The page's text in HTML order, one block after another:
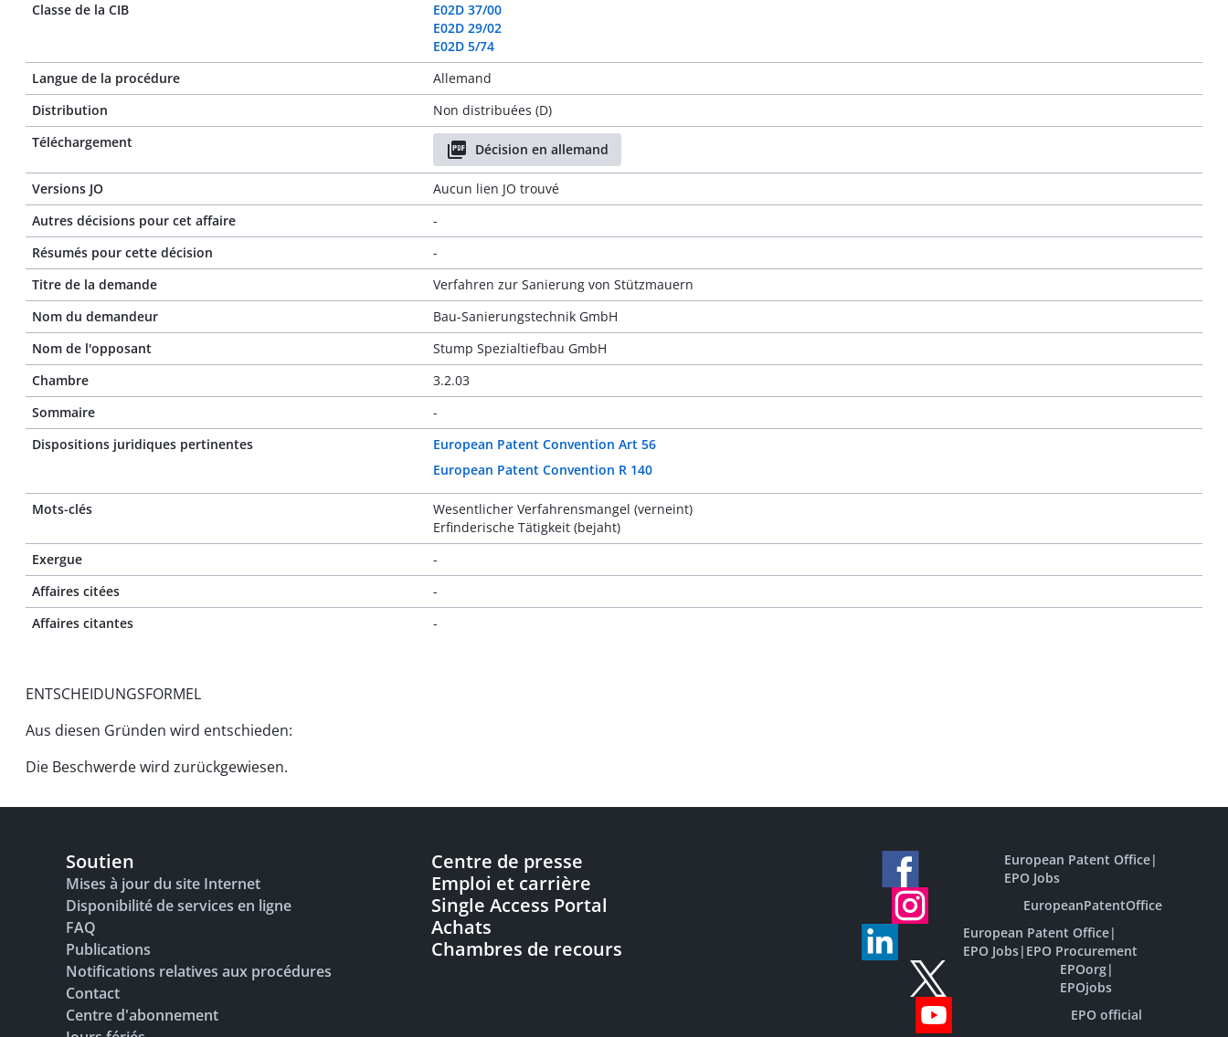
Classe de la CIB
E02D 37/00
E02D 29/02
E02D 5/74
Langue de la procédure
Allemand
Distribution
Non distribuées (D)
Téléchargement
Décision en allemand
Versions JO
Aucun lien JO trouvé
Autres décisions pour cet affaire
-
Résumés pour cette décision
-
Titre de la demande
Verfahren zur Sanierung von Stützmauern
Nom du demandeur
Bau-Sanierungstechnik GmbH
Nom de l'opposant
Stump Spezialtiefbau GmbH
Chambre
3.2.03
Sommaire
-
Dispositions juridiques pertinentes
European Patent Convention Art 56
European Patent Convention R 140
Mots-clés
Wesentlicher Verfahrensmangel (verneint)
Erfinderische Tätigkeit (bejaht)
Exergue
-
Affaires citées
-
Affaires citantes
-
ENTSCHEIDUNGSFORMEL
Aus diesen Gründen wird entschieden:
Die Beschwerde wird zurückgewiesen.
Soutien
Mises à jour du site Internet
Disponibilité de services en ligne
FAQ
Publications
Notifications relatives aux procédures
Contact
Centre d'abonnement
Centre de presse
Emploi et carrière
Single Access Portal
Achats
Chambres de recours
European Patent Office|
EPO Jobs
EuropeanPatentOffice
European Patent Office|
EPO Jobs| EPO Procurement
EPOorg|
EPOjobs
EPO official